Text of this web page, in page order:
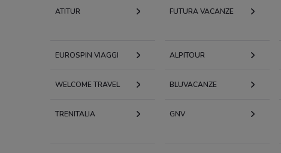
ATITUR FUTURA VACANZE
EUROSPIN VIAGGI ALPITOUR
WELCOME TRAVEL BLUVACANZE
TRENITALIA GNV